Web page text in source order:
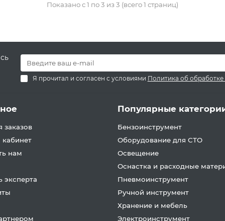
Показано с 1 по 3 из 3 (всего 1 страниц)
Я прочитал и согласен с условиями Политика об
заказов
нам
Популярные
Бензоинструмент
Оборудование для СТО
Освещение
Оснастка и расходные
Пневмоинструмент
Ручной инструмент
Хранение и мебель
Электроинструмент